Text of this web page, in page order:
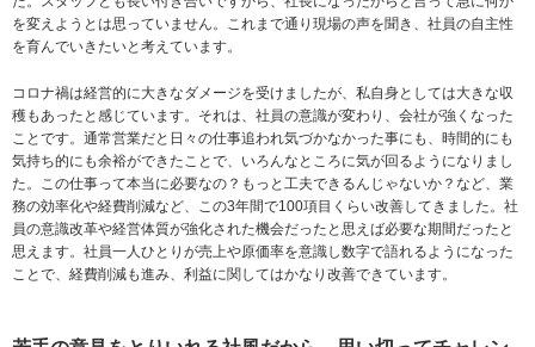
を変えようとは思っていません。これまで通り現場の声を聞き、社員の自主性
を育んでいきたいと考えています。
コロナ禍は経営的に大きなダメージを受けましたが、私自身としては大きな収
穫もあったと感じています。それは、社員の意識が変わり、会社が強くなった
ことです。通常営業だと日々の仕事追われ気づかなかった事にも、時間的にも
気持ち的にも余裕ができたことで、いろんなところに気が回るようになりまし
た。この仕事って本当に必要なの？もっと工夫できるんじゃないか？など、業
務の効率化や経費削減など、この3年間で100項目くらい改善してきました。社
員の意識改革や経営体質が強化された機会だったと思えば必要な期間だったと
思えます。社員一人ひとりが売上や原価率を意識し数字で語れるようになった
ことで、経費削減も進み、利益に関してはかなり改善できています。